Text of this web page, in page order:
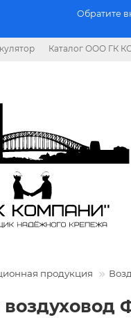
Обратите
Каталог ООО ГК
продукция
воздуховод